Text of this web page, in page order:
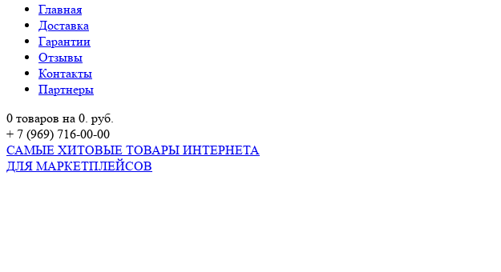
Главная
Доставка
Гарантии
Отзывы
Контакты
Партнеры
0 товаров на 0. руб.
+ 7 (969) 716-00-00
САМЫЕ ХИТОВЫЕ ТОВАРЫ ИНТЕРНЕТА
ДЛЯ МАРКЕТПЛЕЙСОВ